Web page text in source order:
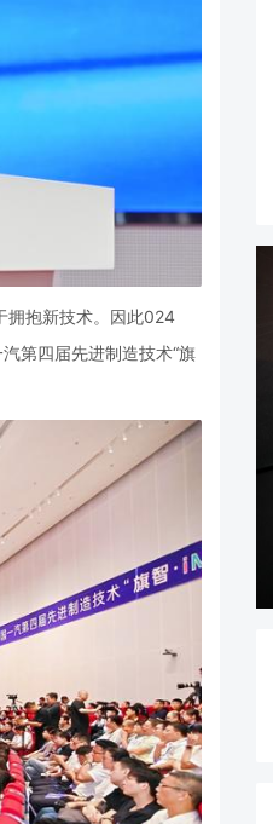
拥抱新技术。因此024
第四届先进制造技术“旗